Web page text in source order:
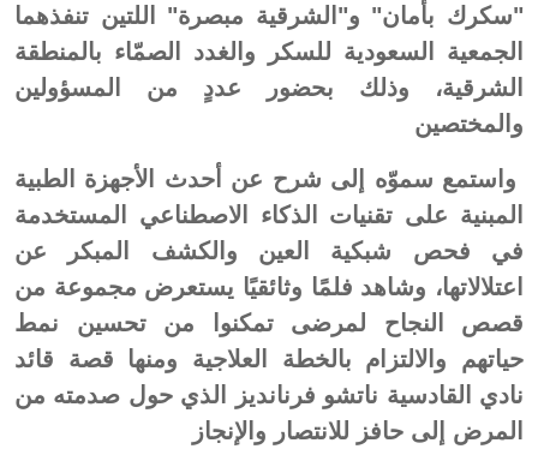
"سكرك بأمان" و"الشرقية مبصرة" اللتين تنفذهما
الجمعية السعودية للسكر والغدد الصمّاء بالمنطقة
الشرقية، وذلك بحضور عددٍ من المسؤولين
والمختصين
واستمع سموّه إلى شرح عن أحدث الأجهزة الطبية
المبنية على تقنيات الذكاء الاصطناعي المستخدمة
في فحص شبكية العين والكشف المبكر عن
اعتلالاتها، وشاهد فلمًا وثائقيًا يستعرض مجموعة من
قصص النجاح لمرضى تمكنوا من تحسين نمط
حياتهم والالتزام بالخطة العلاجية ومنها قصة قائد
نادي القادسية ناتشو فرنانديز الذي حول صدمته من
المرض إلى حافز للانتصار والإنجاز